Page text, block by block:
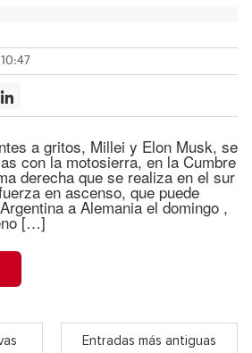
a gritos, Millei y Elon Musk, se
con la motosierra, en la Cumbre
derecha que se realiza en el sur
en ascenso, que puede
a Alemania el domingo ,
[…]
Entradas más antiguas